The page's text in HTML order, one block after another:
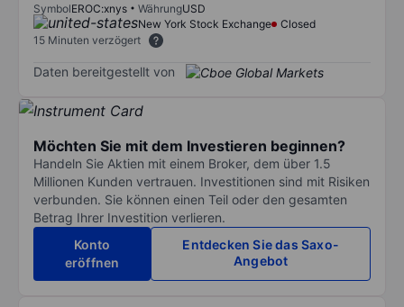
SymbolEROC:xnys WährungUSD
New York Stock Exchange
Closed
15 Minuten verzögert
Daten bereitgestellt von
Möchten Sie mit dem Investieren beginnen?
Handeln Sie Aktien mit einem Broker, dem über 1.5
Millionen Kunden vertrauen. Investitionen sind mit Risiken
verbunden. Sie können einen Teil oder den gesamten
Betrag Ihrer Investition verlieren.
Konto
eröffnen
Entdecken Sie das Saxo-
Angebot